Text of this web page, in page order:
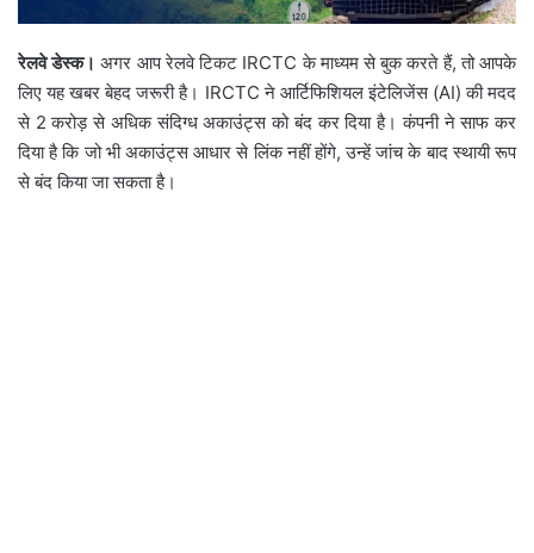
रेलवे डेस्क। अगर आप रेलवे टिकट IRCTC के माध्यम से बुक करते हैं, तो आपके
लिए यह खबर बेहद जरूरी है। IRCTC ने आर्टिफिशियल इंटेलिजेंस (AI) की मदद
से 2 करोड़ से अधिक संदिग्ध अकाउंट्स को बंद कर दिया है। कंपनी ने साफ कर
दिया है कि जो भी अकाउंट्स आधार से लिंक नहीं होंगे, उन्हें जांच के बाद स्थायी रूप
से बंद किया जा सकता है।